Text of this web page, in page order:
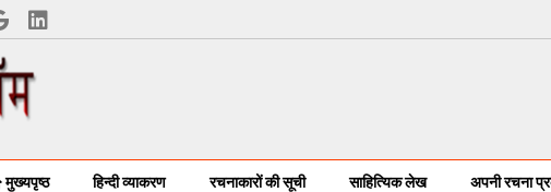
मुख्यपृष्ठ हिन्दी व्याकरण रचनाकारों की सूची साहित्यिक लेख अपनी रचना